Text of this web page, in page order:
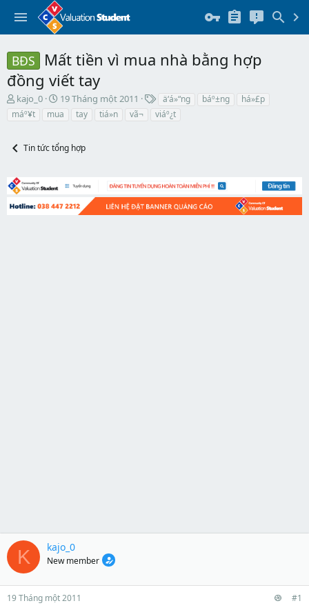
BĐS
Mất tiền vì mua nhà bằng hợp
đồng viết tay
T
h
a
t
a
r
kajo_0
N
g
b
u
19 Tháng một 2011
h
ä‘á»“ng báº±ng
há»£p
máº¥t
mua tay tiá»n vã¬ viáº¿t
Tin tức tổng hợp
K kajo_0
New member
19 Tháng một 2011 #1